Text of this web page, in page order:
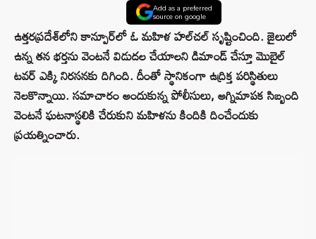
Add as a preferred
source on google
ఉత్తరప్రదేశ్‌లోని కాన్పూర్‌లో ఓ మహిళ హల్‌చల్ సృష్టించింది. జైలులో
ఉన్న తన భర్తను వెంటనే విడుదల చేయాలని డిమాండ్ చేస్తూ మొబైల్
టవర్ ఎక్కి నిరసనకు దిగింది. దీంతో స్థానికంగా ఉద్రిక్త పరిస్థితులు
నెలకొన్నాయి. సమాచారం అందుకున్న పోలీసులు, అగ్నిమాపక సిబ్బంది
వెంటనే ఘటనాస్థలికి చేరుకుని మహిళను కిందికి దించేందుకు
ప్రయత్నించారు.